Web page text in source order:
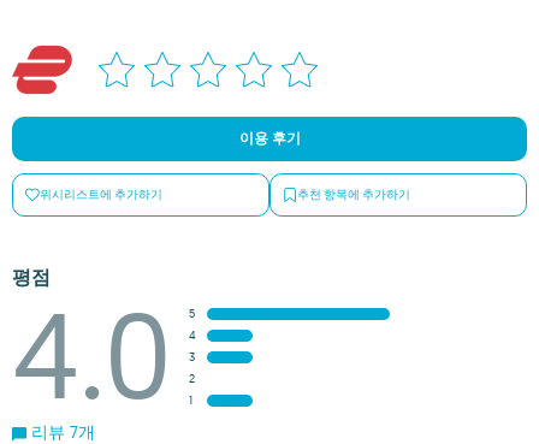
이용 후기
위시리스트에 추가하기 추천 항목에 추가하기
평점
4.0
5
4
3
2
1
리뷰 7개